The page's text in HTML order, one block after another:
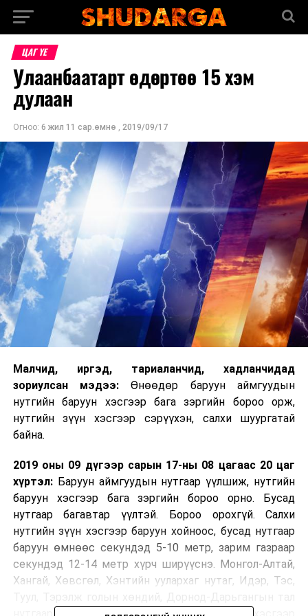
ЦАГ ҮЕ
Улаанбаатарт өдөртөө 15 хэм
дулаан
Огноо: 6 жил 11 сар.өмнө , 2019/09/17
Малчид, иргэд, тариаланчид, хадланчидад
зориулсан мэдээ: Өнөөдөр баруун аймгуудын
нутгийн баруун хэсгээр бага зэргийн бороо орж,
нутгийн зүүн хэсгээр сэрүүхэн, салхи шуургатай
байна.
2019 оны 09 дүгээр сарын 17-ны 08 цагаас 20 цаг
хүртэл:Баруун аймгуудын нутгаар үүлшиж, нутгийн
баруун хэсгээр бага зэргийн бороо орно. Бусад
нутгаар багавтар үүлтэй. Бороо орохгүй. Салхи
нутгийн зүүн хэсгээр баруун хойноос, бусад нутгаар
баруун өмнөөс секундэд 5-10 метр, зарим газраар
секундэд 12-14 метр хүрч ширүүснэ. Монгол-Алтай,
Хангай, Хөвсгөл, Хэнтийн уулархаг нутаг, Идэр, Тэс,
нутгаар 13-18 хэм, говийн бүс нутгийн баруун хэсгээр